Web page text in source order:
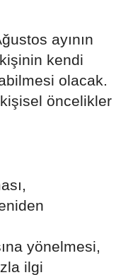
ayının
kendi
olacak.
öncelikler
yönelmesi,
ilgi